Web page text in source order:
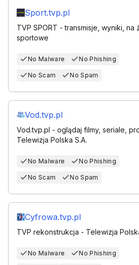
Sport.tvp.pl
TVP SPORT - transmisje, wyniki, na
sportowe
No Malware No Phishing
No Scam No Spam
Vod.tvp.pl
Vod.tvp.pl - oglądaj filmy, seriale,
Telewizja Polska S.A.
No Malware No Phishing
No Scam No Spam
Cyfrowa.tvp.pl
TVP rekonstrukcja - Telewizja
No Malware No Phishing